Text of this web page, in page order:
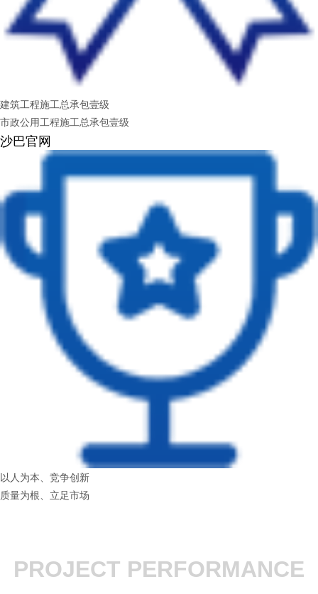
建筑工程施工总承包壹级
市政公用工程施工总承包壹级
沙巴官网
以人为本、竞争创新
质量为根、立足市场
PROJECT PERFORMANCE